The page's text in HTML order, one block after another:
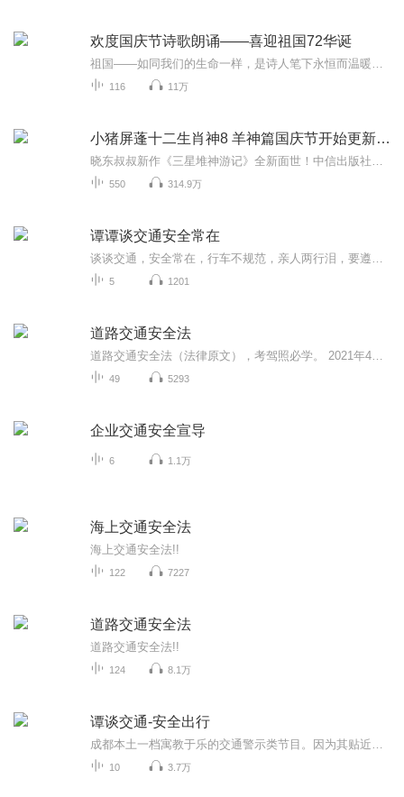
欢度国庆节诗歌朗诵——喜迎祖国72华诞
116 11万
小猪屏蓬十二生肖神8 羊神篇国庆节开始更新啦！
550 314.9万
谭谭谈交通安全常在
5 1201
道路交通安全法
49 5293
企业交通安全宣导
6 1.1万
海上交通安全法
海上交通安全法!!
122 7227
道路交通安全法
道路交通安全法!!
124 8.1万
谭谈交通-安全出行
10 3.7万